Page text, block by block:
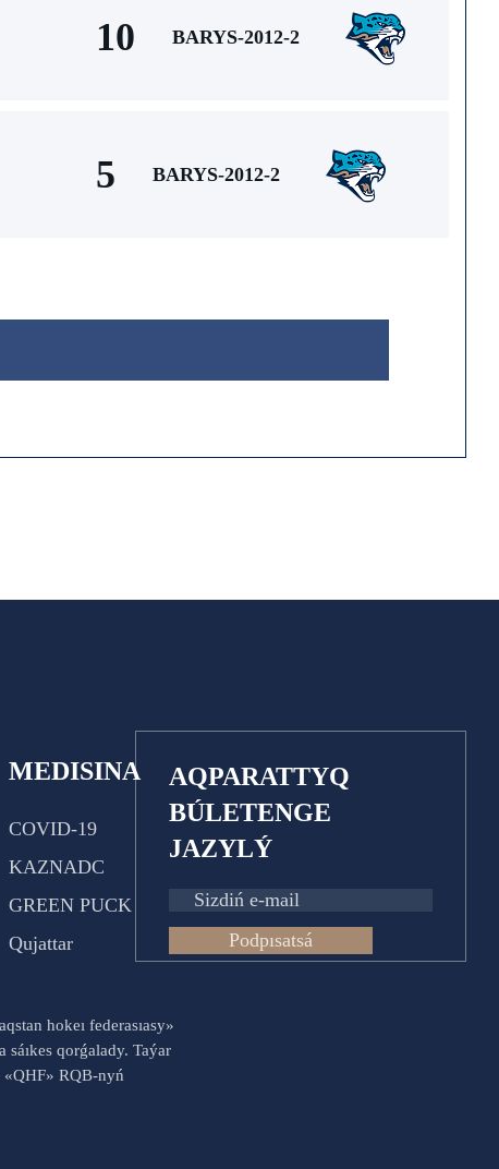
10 BARYS-2012-2
5 BARYS-2012-2
MEDISINA
COVID-19
KAZNADC
GREEN PUCK
Qujattar
AQPARATTYQ
BÚLETENGE
JAZYLÝ
Podpısatsá
hokeı federasıasy»
qorǵalady. Taýar
«QHF» RQB-nyń